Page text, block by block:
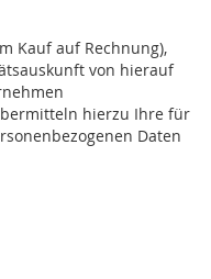
Kauf auf Rechnung),
von hierauf
hierzu Ihre für
Daten